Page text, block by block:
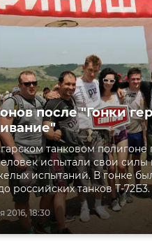
2016, 18:30
после "Гонки
танковом
испытали свои
испытаний. В гонке
российских танков Т-72Б3.